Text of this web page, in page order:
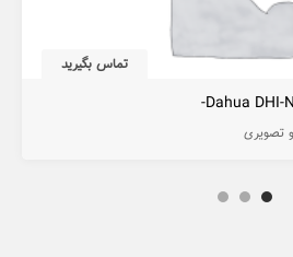
تماس بگیرید
تصویری